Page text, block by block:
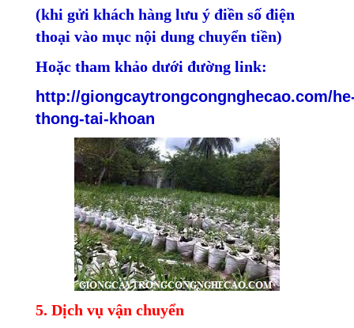
(khi gửi khách hàng lưu ý điền số điện
thoại vào mục nội dung chuyển tiền)
Hoặc tham khảo dưới đường link:
http://giongcaytrongcongnghecao.com/
thong-tai-khoan
5. Dịch vụ vận chuyển